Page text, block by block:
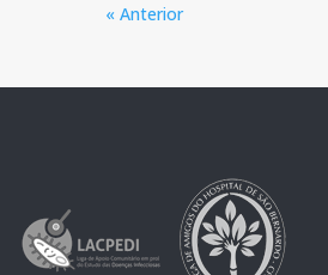
« Anterior